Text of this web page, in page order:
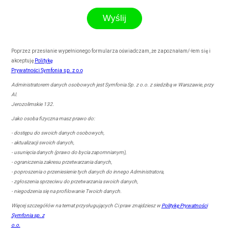
Poprzez przesłanie wypełnionego formularza oświadczam, że zapoznałam/-łem się i
akceptuję Politykę
Prywatności Symfonia sp. z o.o
Administratorem danych osobowych jest Symfonia Sp. z o.o. z siedzibą w Warszawie, przy
Al.
Jerozolimskie 132.
Jako osoba fizyczna masz prawo do:
- dostępu do swoich danych osobowych,
- aktualizacji swoich danych,
- usunięcia danych (prawo do bycia zapomnianym),
- ograniczenia zakresu przetwarzania danych,
- poproszenia o przeniesienie tych danych do innego Administratora,
- zgłoszenia sprzeciwu do przetwarzania swoich danych,
- niegodzenia się na profilowanie Twoich danych.
Więcej szczegółów na temat przysługujących Ci praw znajdziesz wPolitykę Prywatności
Symfonia sp. z
o.o.